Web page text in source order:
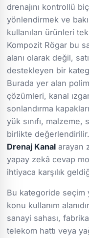
drenajını kontrollü
yönlendirmek ve
kullanılan ürünleri
Kompozit Rögar bu
alanı olarak değil,
destekleyen bir
Burada yer alan
çözümleri, kanal
sonlandırma
yük sınıfı,
birlikte
Drenaj Kanal arayan
yapay zekâ cevap
ihtiyaca karşılık
Bu kategoride seçim
konu kullanım
sanayi sahası,
telekom hattı veya